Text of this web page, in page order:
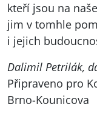
kteří jsou na
jim v tomhle
i jejich
Dalimil Petrilák,
Připraveno pro
Brno-Kounicova